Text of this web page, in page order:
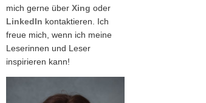
mich gerne überXing oder
LinkedIn kontaktieren. Ich
freue mich, wenn ich meine
Leserinnen und Leser
inspirieren kann!